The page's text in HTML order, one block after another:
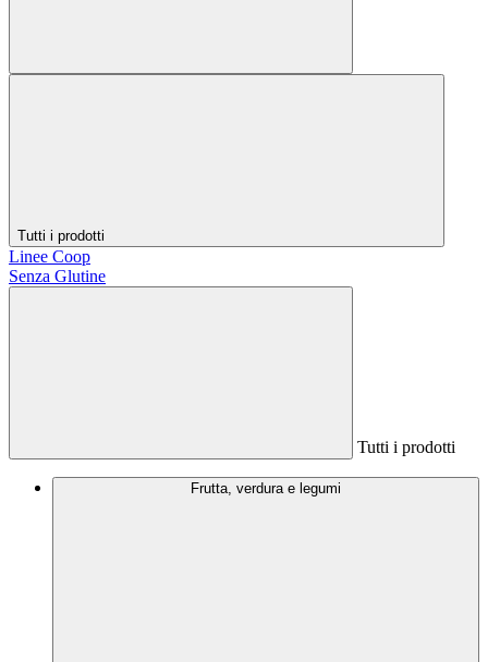
Tutti i prodotti
Linee Coop
Senza Glutine
Tutti i prodotti
Frutta, verdura e legumi